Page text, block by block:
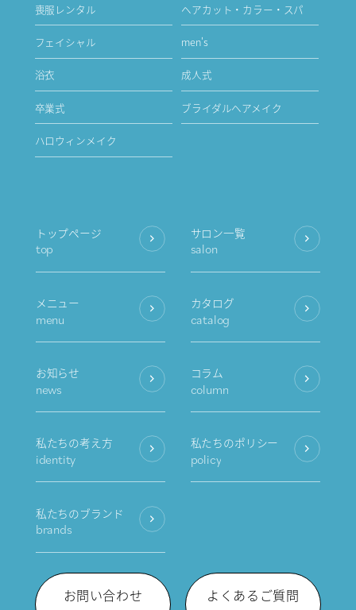
喪服レンタル ヘアカット・カラー・スパ
フェイシャル men's
浴衣 成人式
卒業式 ブライダルヘアメイク
ハロウィンメイク
トップページ
top
サロン一覧
salon
メニュー
menu
カタログ
catalog
お知らせ
news
コラム
column
私たちの考え方
identity
私たちのポリシー
policy
私たちのブランド
brands
お問い合わせ よくあるご質問